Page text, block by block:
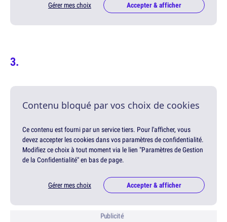
Gérer mes choix Accepter & afficher
Contenu bloqué par vos choix de cookies
Ce contenu est fourni par un service tiers. Pour l'afficher, vous
devez accepter les cookies dans vos paramètres de confidentialité.
Modifiez ce choix à tout moment via le lien "Paramètres de Gestion
de la Confidentialité" en bas de page.
Gérer mes choix Accepter & afficher
Publicité